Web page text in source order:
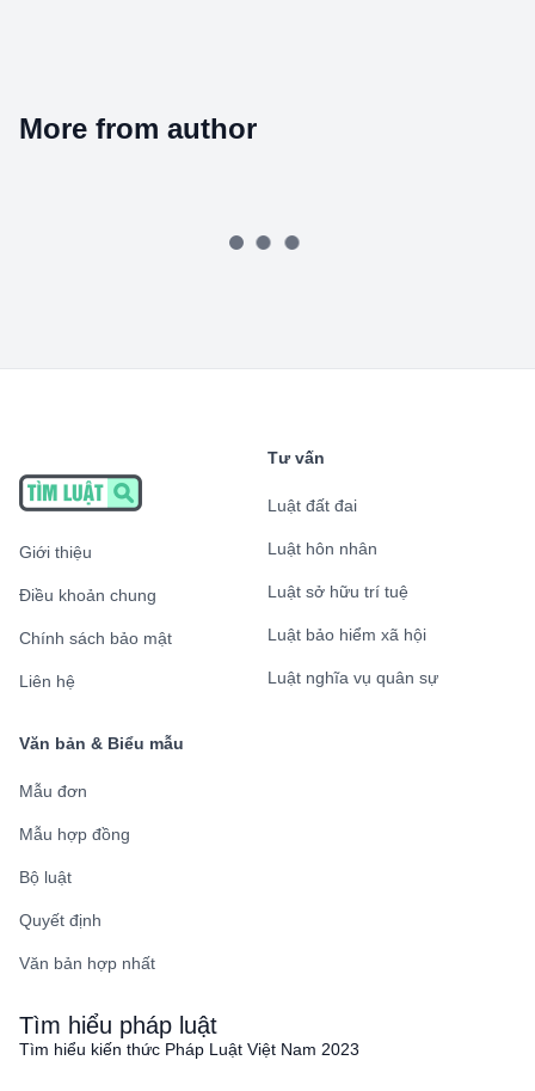
More from author
Giới thiệu
Điều khoản chung
Chính sách bảo mật
Liên hệ
Tư vấn
Luật đất đai
Luật hôn nhân
Luật sở hữu trí tuệ
Luật bảo hiểm xã hội
Luật nghĩa vụ quân sự
Văn bản & Biểu mẫu
Mẫu đơn
Mẫu hợp đồng
Bộ luật
Quyết định
Văn bản hợp nhất
Tìm hiểu pháp luật
Tìm hiểu kiến thức Pháp Luật Việt Nam 2023